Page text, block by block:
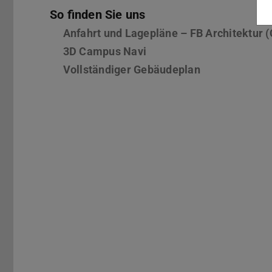
So finden Sie uns
Anfahrt und Lagepläne – FB Architektur
3D Campus Navi
Vollständiger Gebäudeplan